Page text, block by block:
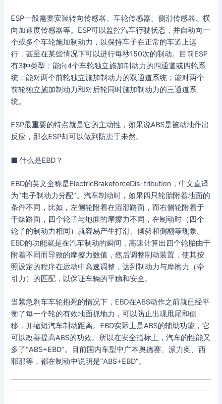
ESP一般需要安装转向传感器、车轮传感器、侧滑传感器、横
向加速度传感器等。ESP可以监控汽车行驶状态，并自动向一
个或多个车轮施加制动力，以保持车子在正常的车道上运
行，甚至在某些情况下可以进行每秒150次的制动。目前ESP
有3种类型：能向4个车轮独立施加制动力的四通道或四轮系
统；能对两个前轮独立施加制动力的双通道系统；能对两个
前轮独立施加制动力和对后轮同时施加制动力的三通道系
统。
ESP最重要的特点就是它的主动性，如果说ABS是被动地作出
反应，那么ESP却可以做到防患于未然。
■ 什么是EBD？
EBD的英文全称是ElectricBrakeforceDis-tribution，中文直译
为“电子制动力分配”。汽车制动时，如果四只轮胎附着地面的
条件不同，比如，左侧轮附着在湿滑路面，而右侧轮附着于
干燥路面，四个轮子与地面的摩擦力不同，在制动时（四个
轮子的制动力相同）就容易产生打滑、倾斜和侧翻等现象。
EBD的功能就是在汽车制动的瞬间，高速计算出四个轮胎由于
附着不同而导致的摩擦力数值，然后调整制动装置，使其按
照设定的程序在运动中高速调整，达到制动力与摩擦力（牵
引力）的匹配，以保证车辆的平稳和安全。
当紧急刹车车轮抱死的情况下，EBD在ABS动作之前就已经平
衡了每一个轮的有效地面抓地力，可以防止出现甩尾和侧
移，并缩短汽车制动距离。EBD实际上是ABS的辅助功能，它
可以改善提高ABS的功效。所以在安全指标上，汽车的性能又
多了“ABS+EBD”。目前国内车型中广本奥德赛、派力奥、西
耶那等，都在制动中说明是“ABS+EBD”。